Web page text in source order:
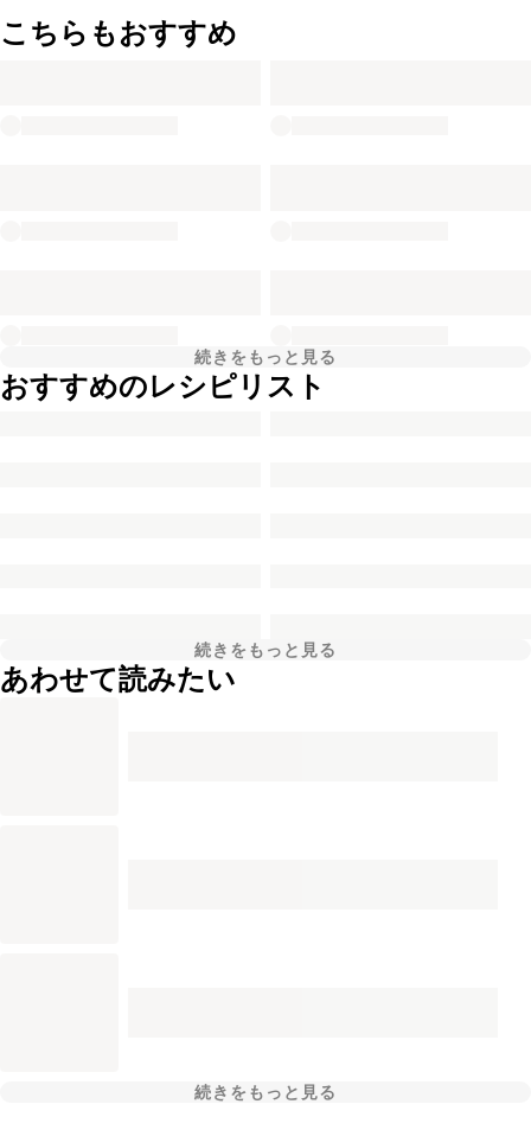
こちらもおすすめ
続きをもっと見る
おすすめのレシピリスト
続きをもっと見る
あわせて読みたい
続きをもっと見る